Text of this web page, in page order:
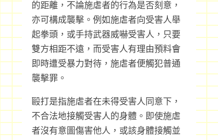
的距離，不論施虐者的行為是否刻意，
亦可構成襲擊。例如施虐者向受害人舉
起拳頭，或手持武器威嚇受害人，只要
雙方相距不遠，而受害人有理由預料會
即時遭受暴力對待，施虐者便觸犯普通
襲擊罪。
毆打是指施虐者在未得受害人同意下，
不合法地接觸受害人的身體。即使施虐
者沒有意圖傷害他人，或該身體接觸並